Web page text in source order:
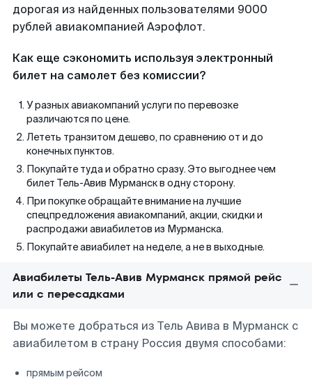
дорогая из найденных пользователями 9000
рублей авиакомпанией Аэрофлот.
Как еще сэкономить используя электронный
билет на самолет без комиссии?
У разных авиакомпаний услуги по перевозке
различаются по цене.
Лететь транзитом дешево, по сравнению от и до
конечных пунктов.
Покупайте туда и обратно сразу. Это выгоднее чем
билет Тель-Авив Мурманск в одну сторону.
При покупке обращайте внимание на лучшие
спецпредложения авиакомпаний, акции, скидки и
распродажи авиабилетов из Мурманска.
Покупайте авиабилет на неделе, а не в выходные.
Авиабилеты Тель-Авив Мурманск прямой рейс
или с пересадками
Вы можете добраться из Тель Авива в Мурманск с
авиабилетом в страну Россия двумя способами:
прямым рейсом